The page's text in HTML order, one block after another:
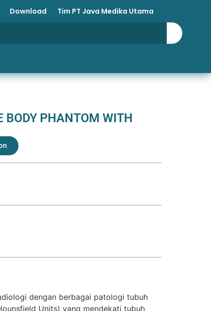
Download Tim PT Java Medika Utama
BODY PHANTOM WITH
dengan berbagai patologi tubuh
Units) yang mendekati tubuh